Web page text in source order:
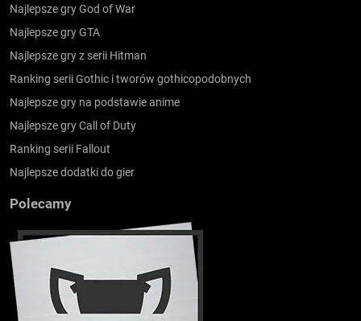
Najlepsze gry God of War
Najlepsze gry GTA
Najlepsze gry z serii Hitman
Ranking serii Gothic i tworów gothicopodobnych
Najlepsze gry na podstawie anime
Najlepsze gry Call of Duty
Ranking serii Fallout
Najlepsze dodatki do gier
Polecamy